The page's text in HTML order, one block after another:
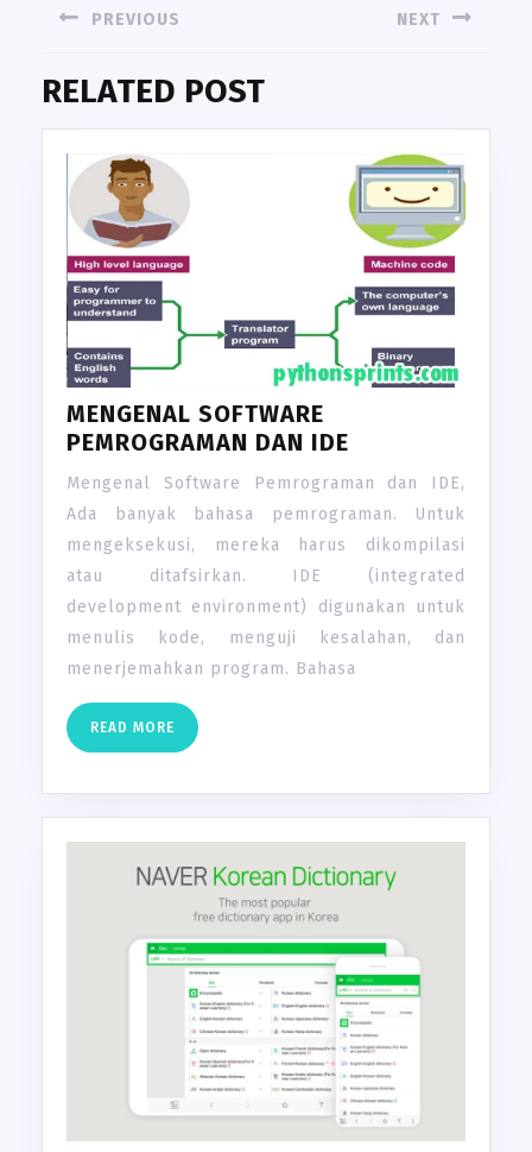
PREVIOUS
post:
NEXT
RELATED POST
MENGENAL SOFTWARE
PEMROGRAMAN DAN IDE
Mengenal Software Pemrograman dan IDE,
Ada banyak bahasa pemrograman. Untuk
mengeksekusi, mereka harus dikompilasi
atau ditafsirkan. IDE (integrated
development environment) digunakan untuk
menulis kode, menguji kesalahan, dan
menerjemahkan program. Bahasa
READ MORE READ
MORE